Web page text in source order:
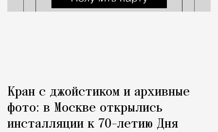
Кран с джойстиком и архивные
фото: в Москве открылись
инсталляции к 70-летию Дня